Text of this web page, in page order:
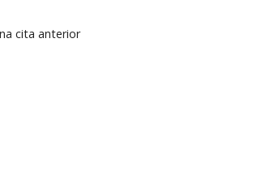
cita anterior